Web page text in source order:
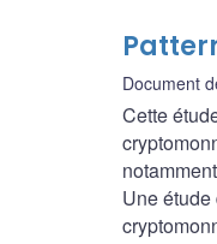
Document
Cette
Une